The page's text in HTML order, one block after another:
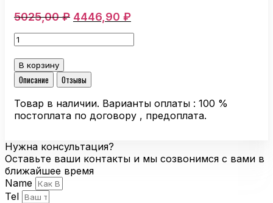
5025,00₽ Первоначальная
4446,90 ₽Текущая
Количество
товара
Компактный
вентилятор
Ebmpapst
4312
NH
осевой
В корзину
Описание
Отзывы
Товар в наличии. Варианты оплаты : 100 %
постоплата по договору , предоплата.
Нужна консультация?
Оставьте ваши контакты и мы созвонимся с вами в
ближайшее время
Name
Tel